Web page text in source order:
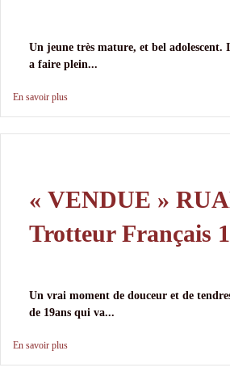
Un jeune très mature, et bel adolescent.
a faire plein...
En savoir plus
« VENDUE »
Trotteur Français
Un vrai moment de douceur et de
de 19ans qui va...
En savoir plus